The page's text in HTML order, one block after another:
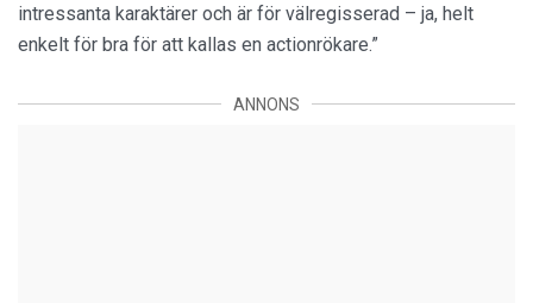
intressanta karaktärer och är för välregisserad – ja, helt
enkelt för bra för att kallas en actionrökare.”
ANNONS